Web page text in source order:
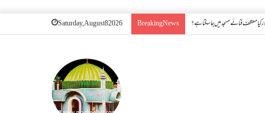
Saturday, August 8 2026 Breaking News معتکف فنائے مسجد میں جا سکتا ہے؟